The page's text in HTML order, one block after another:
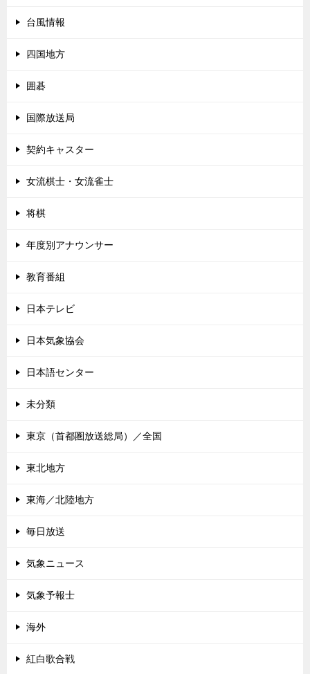
台風情報
四国地方
囲碁
国際放送局
契約キャスター
女流棋士・女流雀士
将棋
年度別アナウンサー
教育番組
日本テレビ
日本気象協会
日本語センター
未分類
東京（首都圏放送総局）／全国
東北地方
東海／北陸地方
毎日放送
気象ニュース
気象予報士
海外
紅白歌合戦